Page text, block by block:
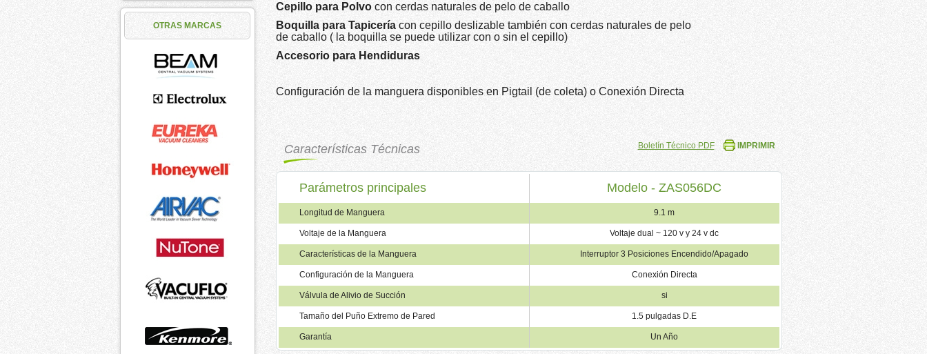
OTRAS MARCAS
Cepillo para Polvocon cerdas naturales de pelo de caballo
Boquilla para Tapiceríacon cepillo deslizable también con cerdas naturales de pelo
de caballo ( la boquilla se puede utilizar con o sin el cepillo)
Accesorio para Hendiduras
Configuración de la manguera disponibles en Pigtail (de coleta) o Conexión Directa
Características Técnicas Boletín Técnico PDF IMPRIMIR
Parámetros principales Modelo - ZAS056DC
Longitud de Manguera 9.1 m
Voltaje de la Manguera Voltaje dual ~ 120 v y 24 v dc
Características de la Manguera Interruptor 3 Posiciones Encendido/Apagado
Configuración de la Manguera Conexión Directa
Válvula de Alivio de Succión si
Tamaño del Puño Extremo de Pared 1.5 pulgadas D.E
Garantía Un Año